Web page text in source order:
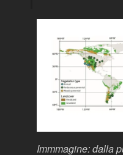
Immmagine: dalla